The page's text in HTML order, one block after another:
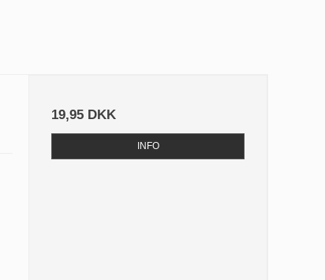
19,95 DKK
INFO